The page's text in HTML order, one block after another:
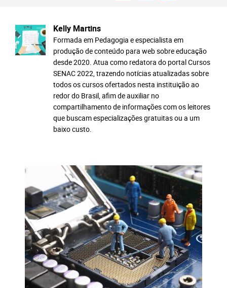
Kelly Martins
Formada em Pedagogia e especialista em
produção de conteúdo para web sobre educação
desde 2020. Atua como redatora do portal Cursos
SENAC 2022, trazendo notícias atualizadas sobre
todos os cursos ofertados nesta instituição ao
redor do Brasil, afim de auxiliar no
compartilhamento de informações com os leitores
que buscam especializações gratuitas ou a um
baixo custo.